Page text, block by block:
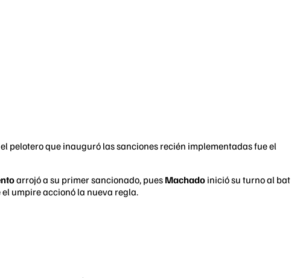
pelotero que inauguró las sanciones recién implementadas fue el
arrojó a su primer sancionado, pues Machado inició su turno al bat
umpire accionó la nueva regla.